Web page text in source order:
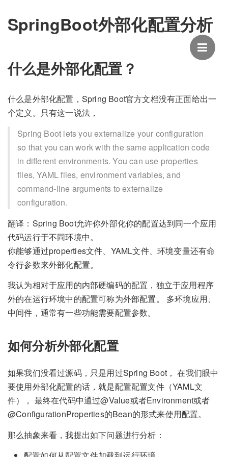
SpringBoot外部化配置分析
什么是外部化配置？
什么是外部化配置，Spring Boot官方文档没有正面给出一
个定义。只有这一说法，
Spring Boot lets you externalize your configuration
so that you can work with the same application code
in different environments. You can use properties
files, YAML files, environment variables, and
command-line arguments to externalize
configuration.
翻译：Spring Boot允许你外部化你的配置达到同一个应用
代码运行于不同环境中。
你能够通过properties文件、YAML文件、环境变量还有命
令行参数来外部化配置。
我认为相对于应用的内部硬编码的配置，独立于应用程序
外的在运行环境中的配置可称为外部配置。 多环境应用、
中间件，通常有一些功能需要配置参数。
如何分析外部化配置
如果我们没看过源码，只是用过Spring Boot， 在我们眼中
要使用外部化配置的话，就是配置配置文件（YAML文
件）， 最终在代码中通过@Value或者Environment或者
@ConfigurationProperties的Bean的形式来使用配置。
那么抽象来看，我提出如下问题进行分析：